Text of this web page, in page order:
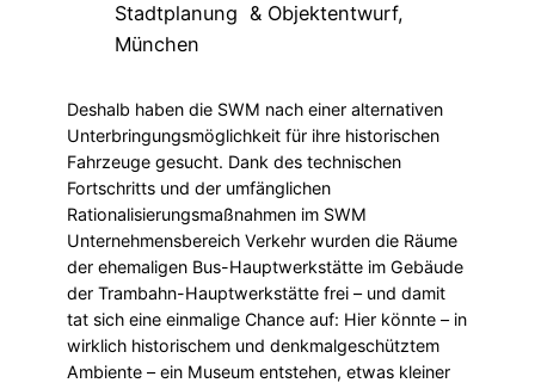
Stadtplanung & Objektentwurf,
München
Deshalb haben die SWM nach einer alternativen
Unterbringungsmöglichkeit für ihre historischen
Fahrzeuge gesucht. Dank des technischen
Fortschritts und der umfänglichen
Rationalisierungsmaßnahmen im SWM
Unternehmensbereich Verkehr wurden die Räume
der ehemaligen Bus-Hauptwerkstätte im Gebäude
der Trambahn-Hauptwerkstätte frei – und damit
tat sich eine einmalige Chance auf: Hier könnte – in
wirklich historischem und denkmalgeschütztem
Ambiente – ein Museum entstehen, etwas kleiner